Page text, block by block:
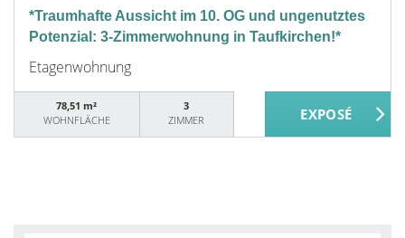
*Traumhafte Aussicht im 10. OG und ungenutztes
Potenzial: 3-Zimmerwohnung in Taufkirchen!*
Etagenwohnung
78,51 m²
WOHNFLÄCHE
3
ZIMMER